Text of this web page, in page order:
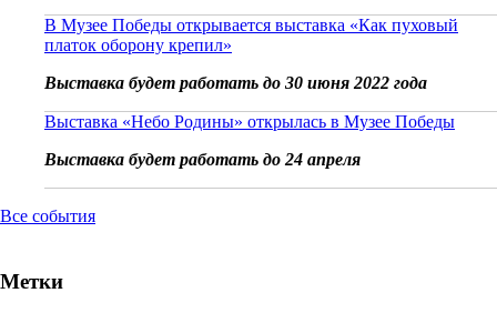
В Музее Победы открывается выставка «Как пуховый
платок оборону крепил»
Выставка будет работать до 30 июня 2022 года
Выставка «Небо Родины» открылась в Музее Победы
Выставка будет работать до 24 апреля
Все события
Метки